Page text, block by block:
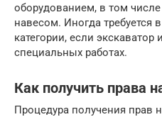
оборудованием, в том
навесом. Иногда требуется
категории, если экскаватор
специальных работах.
Как получить права
Процедура получения прав